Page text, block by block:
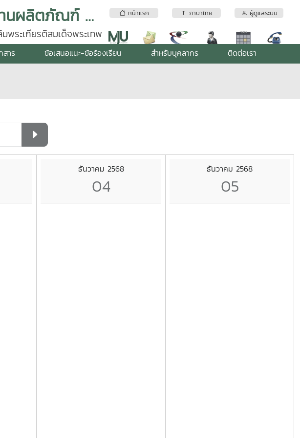
หน้าแรก ภาษาไทย ผู้ดูแลระบบ
สถาบันบริการตรวจสอบคุณภาพและมาตรฐานผลิตภัณฑ์ มหาวิทยาลัยแม่โจ้
ระเกียรติสมเด็จพระเทพ
สาร ข้อเสนอแนะ-ข้อร้องเรียน สำหรับบุคลากร ติดต่อเรา
ธันวาคม 2568
04
ธันวาคม 2568
05